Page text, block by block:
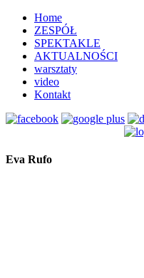
Home
ZESPÓŁ
SPEKTAKLE
AKTUALNOŚCI
warsztaty
video
Kontakt
Eva Rufo